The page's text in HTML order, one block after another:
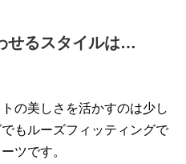
せるスタイルは…
の美しさを活かすのは少し
もルーズフィッティングで
ツです。